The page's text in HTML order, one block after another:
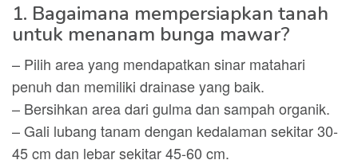
1. Bagaimana mempersiapkan tanah
untuk menanam bunga mawar?
– Pilih area yang mendapatkan sinar matahari
penuh dan memiliki drainase yang baik.
– Bersihkan area dari gulma dan sampah organik.
– Gali lubang tanam dengan kedalaman sekitar 30-
45 cm dan lebar sekitar 45-60 cm.